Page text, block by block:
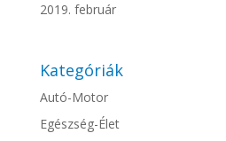
2019. február
Kategóriák
Autó-Motor
Egészség-Élet